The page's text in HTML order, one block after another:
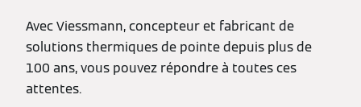
Avec Viessmann, concepteur et fabricant de
solutions thermiques de pointe depuis plus de
100 ans, vous pouvez répondre à toutes ces
attentes.